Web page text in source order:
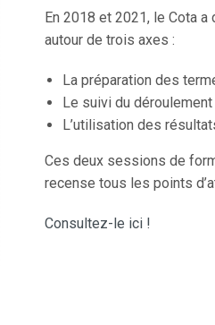
En 2018 et 2021, le Cota a
autour de trois axes :
La préparation des
Le suivi du déroulement
L’utilisation des
Ces deux sessions de
recense tous les points
Consultez-le ici !